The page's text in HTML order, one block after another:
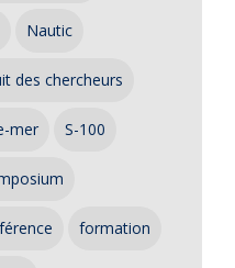
Nautic
des chercheurs
mer S-100
formation